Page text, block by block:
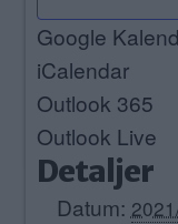
Google
iCalendar
Outlook 365
Outlook Live
Detaljer
Datum: